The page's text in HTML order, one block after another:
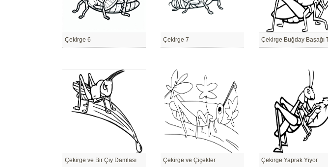
Çekirge 6 Çekirge 7
Çekirge ve Bir Çiy Damlası Çekirge ve Çiçekler Çekirge Yaprak Yiyor